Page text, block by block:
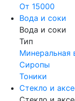
От 15000
Вода и соки
Вода и соки
Тип
Минеральная
Сиропы
Тоники
Стекло и